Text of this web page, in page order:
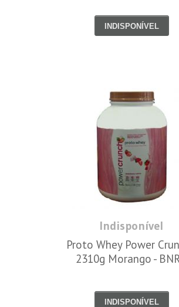
INDISPONÍVEL
Indisponível
Proto Whey Power
2310g Morango -
INDISPONÍVEL